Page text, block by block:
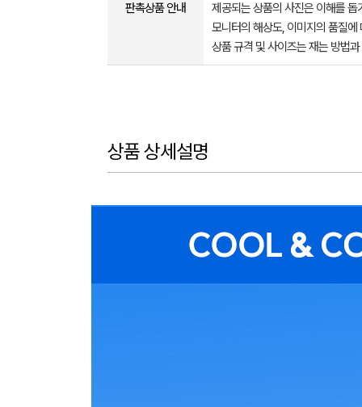
판촉상품 안내
제공되는 상품의 사진은 이해를
모니터의 해상도, 이미지의 품질
상품 규격 및 사이즈는 재는 방법
상품 상세설명